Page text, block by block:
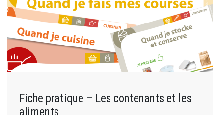
Fiche pratique – Les contenants et les
aliments